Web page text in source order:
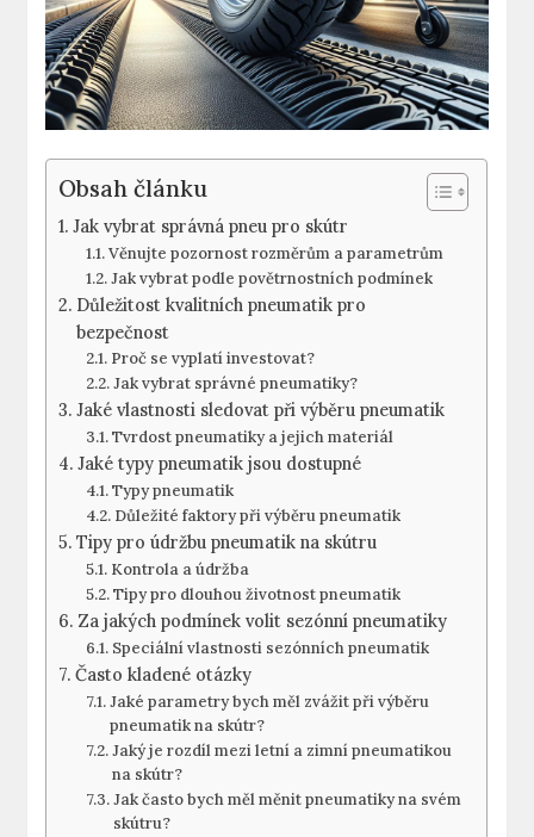
Obsah článku
Jak vybrat správná pneu pro skútr
Věnujte pozornost rozměrům a parametrům
Jak vybrat podle povětrnostních podmínek
Důležitost kvalitních pneumatik pro
bezpečnost
Proč se vyplatí investovat?
Jak vybrat správné pneumatiky?
Jaké vlastnosti sledovat při výběru pneumatik
Tvrdost pneumatiky a jejich materiál
Jaké typy pneumatik jsou dostupné
Typy pneumatik
Důležité faktory při výběru pneumatik
Tipy pro údržbu pneumatik na skútru
Kontrola a údržba
Tipy pro dlouhou životnost pneumatik
Za jakých podmínek volit sezónní pneumatiky
Speciální vlastnosti sezónních pneumatik
Často kladené otázky
Jaké parametry bych měl zvážit při výběru
pneumatik na skútr?
Jaký je rozdíl mezi letní a zimní pneumatikou
na skútr?
Jak často bych měl měnit pneumatiky na svém
skútru?